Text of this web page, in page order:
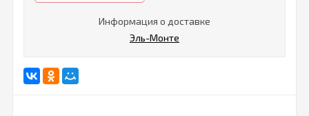
Информация о доставке
Эль-Монте